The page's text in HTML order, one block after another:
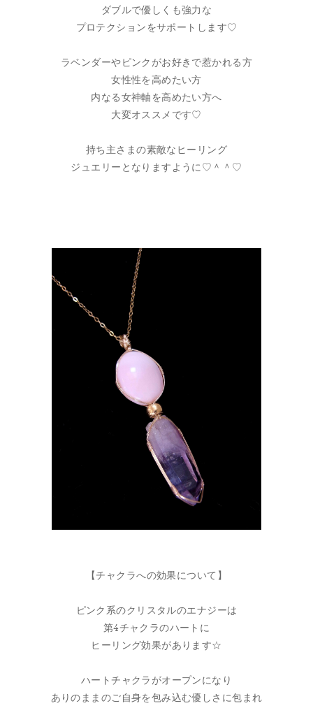
ダブルで優しくも強力な
プロテクションをサポートします♡
ラベンダーやピンクがお好きで惹かれる方
女性性を高めたい方
内なる女神軸を高めたい方へ
大変オススメです♡
持ち主さまの素敵なヒーリング
ジュエリーとなりますように♡＾＾♡
【チャクラへの効果について】
ピンク系のクリスタルのエナジーは
第4チャクラのハートに
ヒーリング効果があります☆
ハートチャクラがオープンになり
ありのままのご自身を包み込む優しさに包まれ